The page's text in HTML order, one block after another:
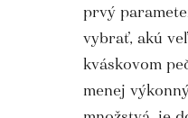
prvý
vybrať, akú
kváskovom
menej